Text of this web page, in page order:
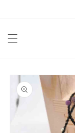
directamente
a la
información
del producto